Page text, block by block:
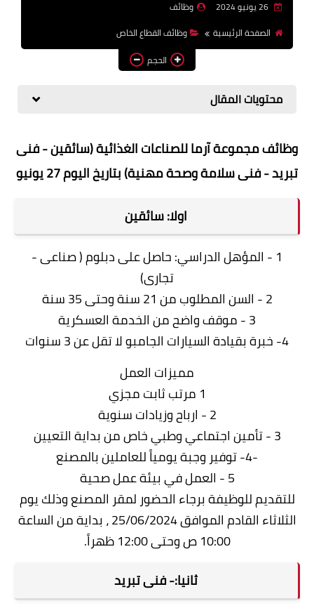
بالجامعات والمعاهد
اخبار
26 يونيو 2024
وظائف
الصفحة الرئيسية
وظائف القطاع الخاص
الحجم
محتويات المقال
وظائف مجموعة آرما للصناعات الغذائية (سائقين - فنى
تبريد - فنى سلامة وصحة مهنية) بتاريخ اليوم 27 يونيو
اولا: سائقين
1 - المؤهل الدراسي: حاصل على دبلوم ( صناعی -
تجاری)
2 - السن المطلوب من 21 سنة وحتى 35 سنة
3 - موقف واضح من الخدمة العسكرية
4- خبرة بقيادة السيارات الجامبو لا تقل عن 3 سنوات
مميزات العمل
1 مرتب ثابت مجزي
2 - ارباح وزيادات سنوية
3 - تأمين اجتماعي وطبي خاص من بداية التعيين
-4- توفير وجبة يومياً للعاملين بالمصنع
5 - العمل في بيئة عمل صحية
للتقديم للوظيفة برجاء الحضور لمقر المصنع وذلك يوم
الثلاثاء القادم الموافق 25/06/2024 ، بداية من الساعة
10:00 ص وحتى 12:00 ظهراً.
ثانيا:- فنى تبريد